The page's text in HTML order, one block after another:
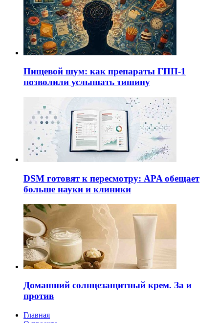
Пищевой шум: как препараты ГПП-1
позволили услышать тишину
DSM готовят к пересмотру: APA обещает
больше науки и клиники
Домашний солнцезащитный крем. За и
против
Главная